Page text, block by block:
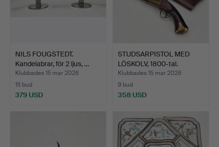
NILS FOUGSTEDT.
Kandelabrar, för 2 ljus, …
Klubbades 15 mar 2026
15 bud
379 USD
STUDSARPISTOL MED
LÖSKOLV, 1800-tal.
Klubbades 15 mar 2026
9 bud
358 USD